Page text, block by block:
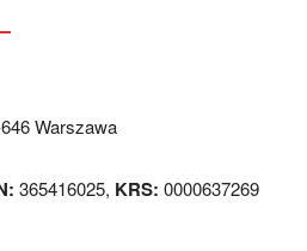
Warszawa
365416025, KRS: 0000637269